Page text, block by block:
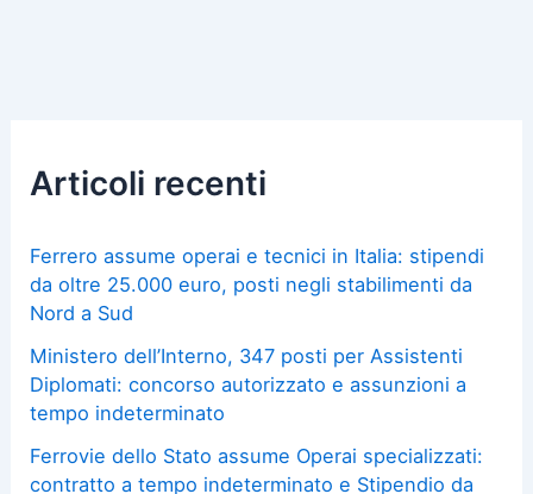
Articoli recenti
Ferrero assume operai e tecnici in Italia: stipendi
da oltre 25.000 euro, posti negli stabilimenti da
Nord a Sud
Ministero dell’Interno, 347 posti per Assistenti
Diplomati: concorso autorizzato e assunzioni a
tempo indeterminato
Ferrovie dello Stato assume Operai specializzati:
contratto a tempo indeterminato e Stipendio da